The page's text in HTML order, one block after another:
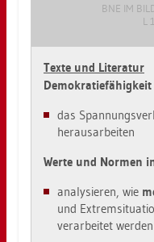
BNE IM
L
Texte und Li­te­ra­tur
De­mo­kra­tie­fä­hig­keit
das
her­aus­ar­bei­ten
Werte und Nor­men
ana­ly­sie­ren, wie
und
ver­ar­bei­tet wer­den